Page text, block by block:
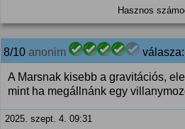
Hasznos
8/10 anonim válasza:
A Marsnak kisebb a gravitációs,
mint ha megállnánk egy
2025. szept. 4. 09:31